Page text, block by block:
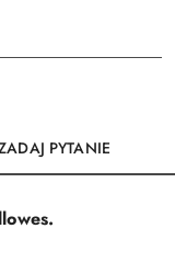
PYTANIE